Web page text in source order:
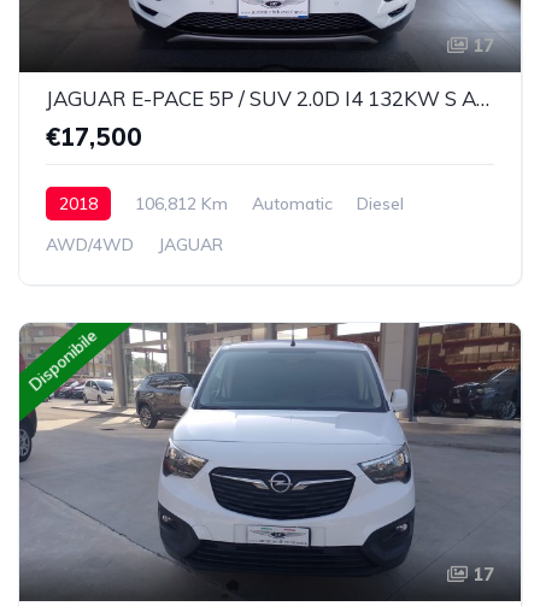
17
JAGUAR E-PACE 5P / SUV 2.0D I4 132KW S AUTO AWD 4x4 9 marce
€17,500
2018 106,812 Km Automatic
Diesel
AWD/4WD
JAGUAR
Disponibile
17